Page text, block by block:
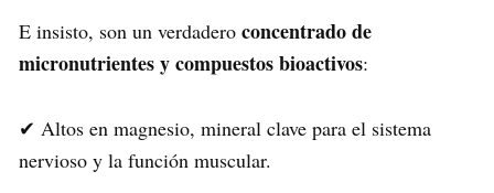
E insisto, son un verdadero concentrado de
micronutrientes y compuestos bioactivos:
✔ Altos en magnesio, mineral clave para el sistema
nervioso y la función muscular.